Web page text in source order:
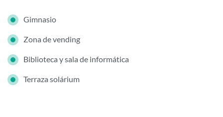
Gimnasio
Zona de vending
Biblioteca y sala de informática
Terraza solárium